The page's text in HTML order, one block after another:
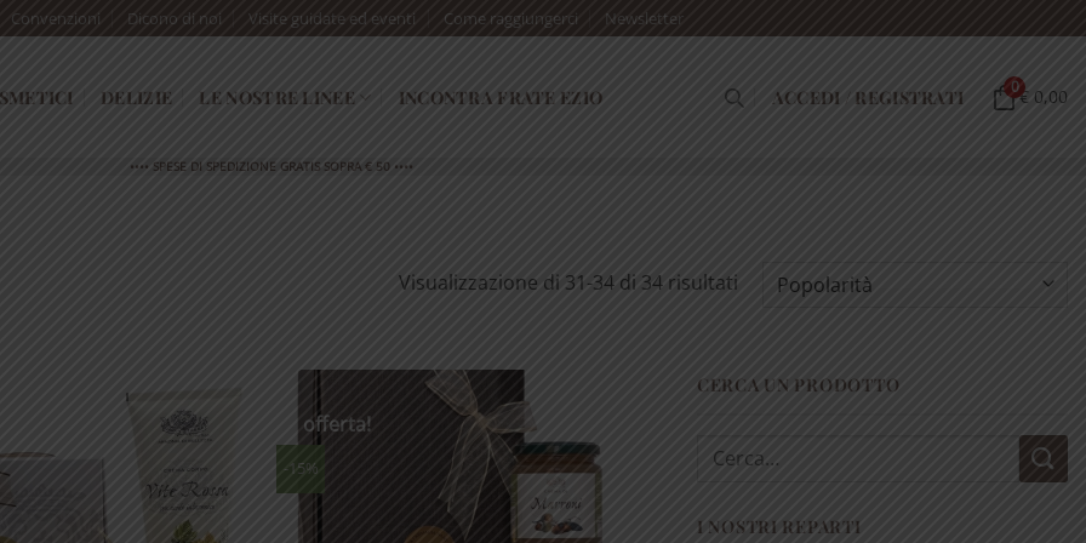
Convenzioni Dicono di noi Visite guidate ed eventi Come raggiungerci Newsletter
DELIZIE LE NOSTRE LINEE INCONTRA FRATE EZIO ACCEDI / REGISTRATI 0€ 0,00
•••• SPESE DI SPEDIZIONE GRATIS SOPRA € 50 ••••
Visualizzazione di 31-34 di 34 risultatiPopolarità
In offerta!
-15%
CERCA UN PRODOTTO
Cerca:
I NOSTRI REPARTI